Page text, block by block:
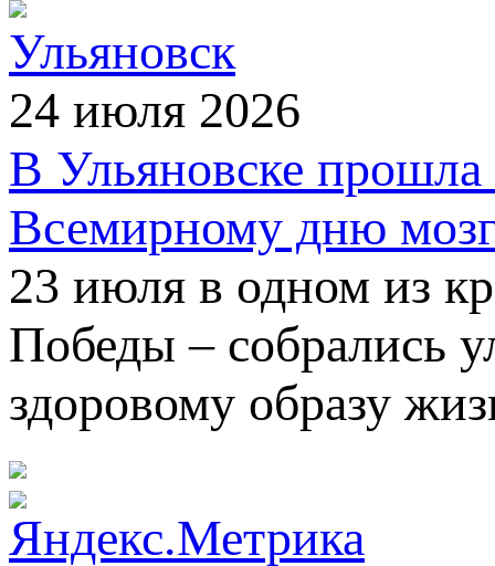
Ульяновск
24 июля 2026
В Ульяновске прошла
Всемирному дню
23 июля в одном из
Победы – собрались
здоровому образу